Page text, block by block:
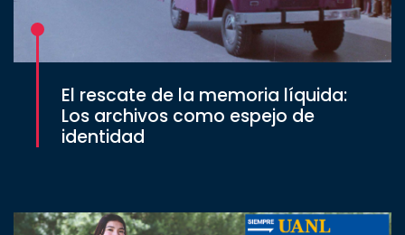
El rescate de la memoria líquida:
Los archivos como espejo de
identidad